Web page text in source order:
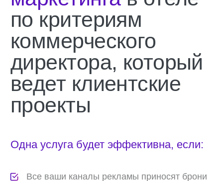
*Исходя из опыта наших экспертов
Что получает
собственник или
управляющий отелем,
если выстраивает
результатов и процессов в